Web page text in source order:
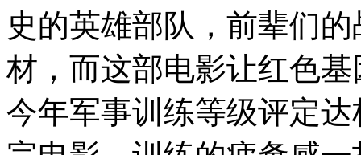
史的英雄部队，前辈们
材，而这部电影让红色
今年军事训练等级评定